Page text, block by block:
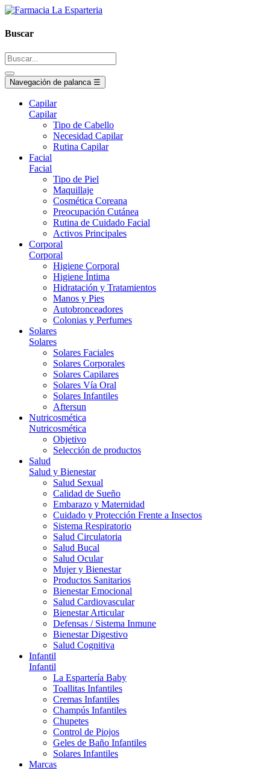
Buscar
Navegación de palanca ☰
Capilar
Capilar
Tipo de Cabello
Necesidad Capilar
Rutina Capilar
Facial
Facial
Tipo de Piel
Maquillaje
Cosmética Coreana
Preocupación Cutánea
Rutina de Cuidado Facial
Activos Principales
Corporal
Corporal
Higiene Corporal
Higiene Íntima
Hidratación y Tratamientos
Manos y Pies
Autobronceadores
Colonias y Perfumes
Solares
Solares
Solares Faciales
Solares Corporales
Solares Capilares
Solares Vía Oral
Solares Infantiles
Aftersun
Nutricosmética
Nutricosmética
Objetivo
Selección de productos
Salud
Salud y Bienestar
Salud Sexual
Calidad de Sueño
Embarazo y Maternidad
Cuidado y Protección Frente a Insectos
Sistema Respiratorio
Salud Circulatoria
Salud Bucal
Salud Ocular
Mujer y Bienestar
Productos Sanitarios
Bienestar Emocional
Salud Cardiovascular
Bienestar Articular
Defensas / Sistema Inmune
Bienestar Digestivo
Salud Cognitiva
Infantil
Infantil
La Espartería Baby
Toallitas Infantiles
Cremas Infantiles
Champús Infantiles
Chupetes
Control de Piojos
Geles de Baño Infantiles
Solares Infantiles
Marcas